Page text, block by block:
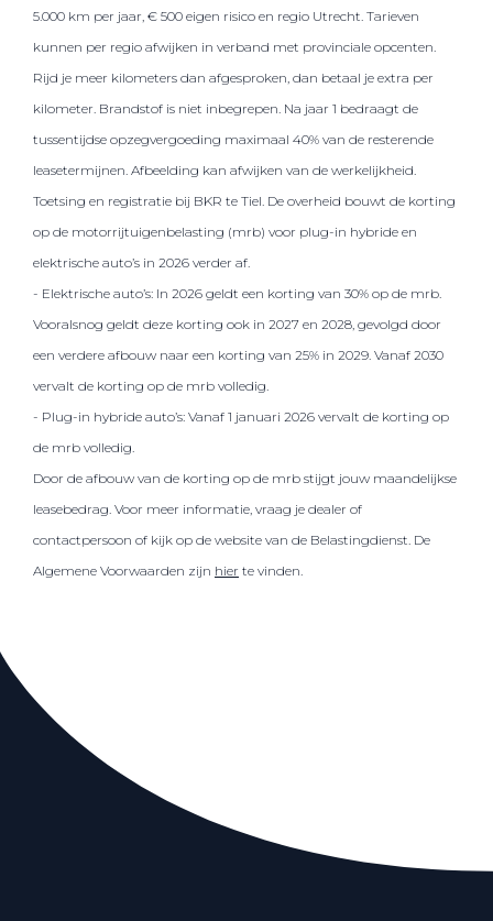
5.000 km per jaar, € 500 eigen risico en regio Utrecht. Tarieven
kunnen per regio afwijken in verband met provinciale opcenten.
Rijd je meer kilometers dan afgesproken, dan betaal je extra per
kilometer. Brandstof is niet inbegrepen. Na jaar 1 bedraagt de
tussentijdse opzegvergoeding maximaal 40% van de resterende
leasetermijnen. Afbeelding kan afwijken van de werkelijkheid.
Toetsing en registratie bij BKR te Tiel. De overheid bouwt de korting
op de motorrijtuigenbelasting (mrb) voor plug-in hybride en
elektrische auto’s in 2026 verder af.
- Elektrische auto’s: In 2026 geldt een korting van 30% op de mrb.
Vooralsnog geldt deze korting ook in 2027 en 2028, gevolgd door
een verdere afbouw naar een korting van 25% in 2029. Vanaf 2030
vervalt de korting op de mrb volledig.
- Plug-in hybride auto’s: Vanaf 1 januari 2026 vervalt de korting op
de mrb volledig.
Door de afbouw van de korting op de mrb stijgt jouw maandelijkse
leasebedrag. Voor meer informatie, vraag je dealer of
contactpersoon of kijk op de website van de Belastingdienst. De
Algemene Voorwaarden zijn hier te vinden.